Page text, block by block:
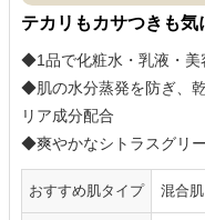
テカリもカサつきも
◆1品で化粧水・乳液・美
◆肌の水分蒸発を防ぎ、
リア成分配合
◆爽やかなシトラスグリ
おすすめ肌タイプ 混合